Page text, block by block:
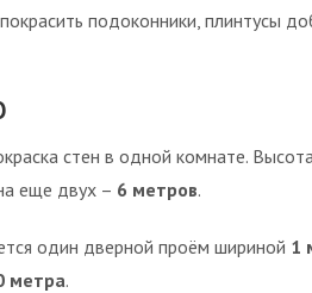
подоконники, плинтусы
стен в одной комнате.
еще двух – 6 метров.
один дверной проём шириной 1
метра.